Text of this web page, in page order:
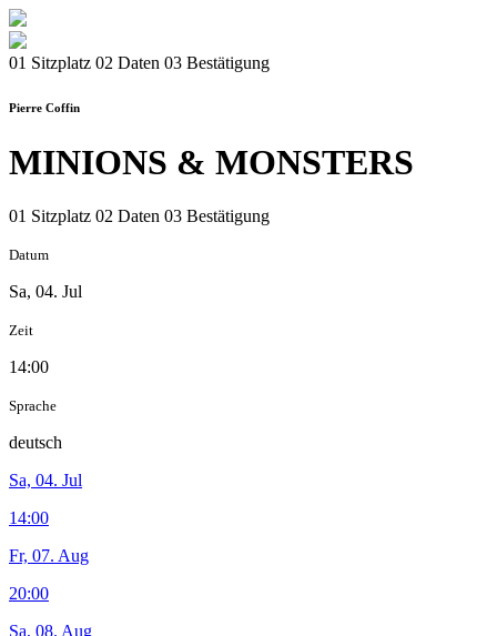
01 Sitzplatz 02 Daten 03 Bestätigung
Pierre Coffin
MINIONS & MONSTERS
01 Sitzplatz 02 Daten 03 Bestätigung
Datum
Sa, 04. Jul
Zeit
14:00
Sprache
deutsch
Sa, 04. Jul
14:00
Fr, 07. Aug
20:00
Sa, 08. Aug